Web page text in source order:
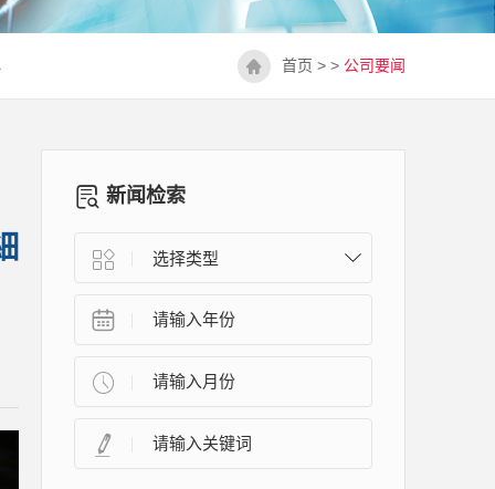
首页 > > 公司要闻
新闻检索